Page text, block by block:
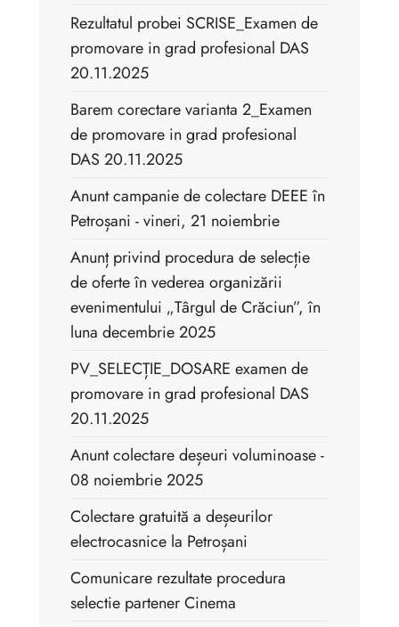
Rezultatul probei SCRISE_Examen de
promovare in grad profesional DAS
20.11.2025
Barem corectare varianta 2_Examen
de promovare in grad profesional
DAS 20.11.2025
Anunt campanie de colectare DEEE în
Petroșani - vineri, 21 noiembrie
Anunț privind procedura de selecție
de oferte în vederea organizării
evenimentului „Târgul de Crăciun”, în
luna decembrie 2025
PV_SELECȚIE_DOSARE examen de
promovare in grad profesional DAS
20.11.2025
Anunt colectare deșeuri voluminoase -
08 noiembrie 2025
Colectare gratuită a deșeurilor
electrocasnice la Petroșani
Comunicare rezultate procedura
selectie partener Cinema